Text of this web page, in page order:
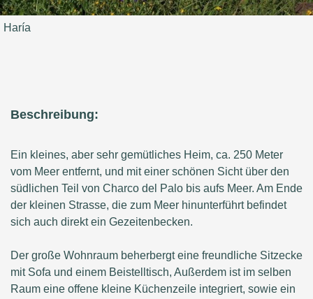
Haría
Beschreibung:
Ein kleines, aber sehr gemütliches Heim, ca. 250 Meter
vom Meer entfernt, und mit einer schönen Sicht über den
südlichen Teil von Charco del Palo bis aufs Meer. Am Ende
der kleinen Strasse, die zum Meer hinunterführt befindet
sich auch direkt ein Gezeitenbecken.
Der große Wohnraum beherbergt eine freundliche Sitzecke
mit Sofa und einem Beistelltisch, Außerdem ist im selben
Raum eine offene kleine Küchenzeile integriert, sowie ein